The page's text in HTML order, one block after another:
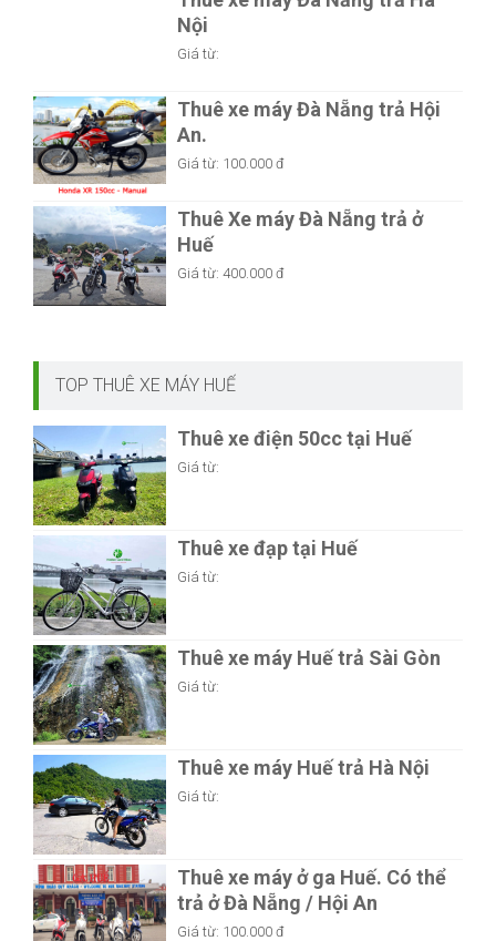
Nội
Giá từ:
Thuê xe máy Đà Nẵng trả Hội
An.
Giá từ: 100.000 đ
Thuê Xe máy Đà Nẵng trả ở
Huế
Giá từ: 400.000 đ
TOP THUÊ XE MÁY HUẾ
Thuê xe điện 50cc tại Huế
Giá từ:
Thuê xe đạp tại Huế
Giá từ:
Thuê xe máy Huế trả Sài Gòn
Giá từ:
Thuê xe máy Huế trả Hà Nội
Giá từ:
Thuê xe máy ở ga Huế. Có thể
trả ở Đà Nẵng / Hội An
Giá từ: 100.000 đ